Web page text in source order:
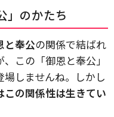
」のかたち
と奉公の関係で結ばれ
この「御恩と奉公」
しませんね。しかし
の関係性は生きてい